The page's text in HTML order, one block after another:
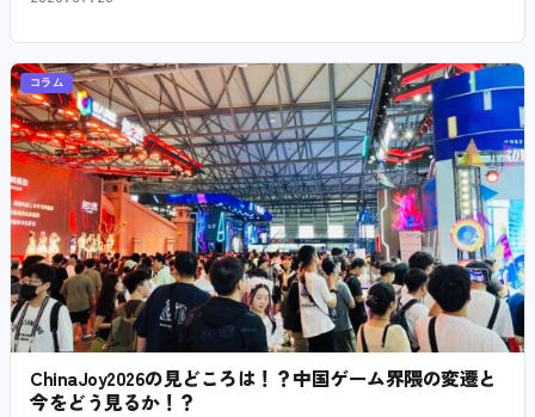
コラム
ChinaJoy2026の見どころは！？中国ゲーム界隈の変遷と
今をどう見るか！？